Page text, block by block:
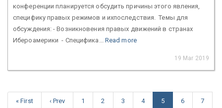
конференции планируется обсудить причины этого явления,
специфику правых режимов и ихпоследствия. Темы для
обсуждения: - Возникновения правых движений в странах
Ибероамерики - Специфика... Read more
19 Mar 2019
« First ‹ Prev 1 2 3 4 5 6 7